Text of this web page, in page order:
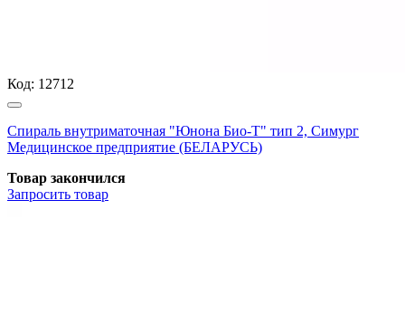
Код: 12712
Спираль внутриматочная "Юнона Био-Т" тип 2, Симург
Медицинское предприятие (БЕЛАРУСЬ)
Товар закончился
Запросить товар